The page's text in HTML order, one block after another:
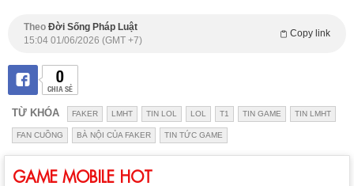
Theo Đời Sống Pháp Luật
Copy link
15:04 01/06/2026 (GMT +7)
0
CHIA SẺ
TỪ KHÓA FAKER LMHT TIN LOL LOL T1 TIN GAME TIN LMHT
FAN CUỒNG BÀ NỘI CỦA FAKER TIN TỨC GAME
GAME MOBILE HOT